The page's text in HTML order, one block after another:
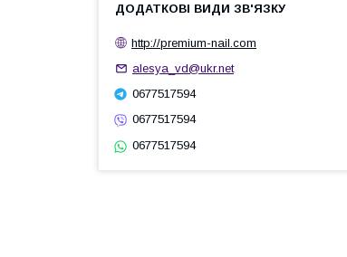
http://premium-nail.com
alesya_vd@ukr.net
0677517594
0677517594
0677517594